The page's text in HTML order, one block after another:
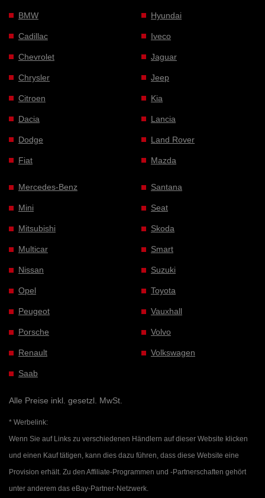
BMW
Cadillac
Chevrolet
Chrysler
Citroen
Dacia
Dodge
Fiat
Hyundai
Iveco
Jaguar
Jeep
Kia
Lancia
Land Rover
Mazda
Mercedes-Benz
Mini
Mitsubishi
Multicar
Nissan
Opel
Peugeot
Porsche
Renault
Saab
Santana
Seat
Skoda
Smart
Suzuki
Toyota
Vauxhall
Volvo
Volkswagen
Alle Preise inkl. gesetzl. MwSt.
* Werbelink:
Wenn Sie auf Links zu verschiedenen Händlern auf dieser Website klicken
und einen Kauf tätigen, kann dies dazu führen, dass diese Website eine
Provision erhält. Zu den Affiliate-Programmen und -Partnerschaften gehört
unter anderem das eBay-Partner-Netzwerk.